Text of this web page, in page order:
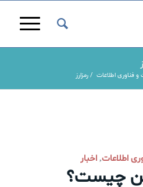
و فناوری اطلاعات / رمزارز
اطلاعات, اخبار
چیست؟